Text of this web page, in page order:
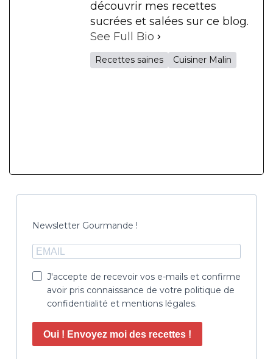
découvrir mes recettes
sucrées et salées sur ce blog.
See Full Bio
Recettes saines Cuisiner Malin
Newsletter Gourmande !
J'accepte de recevoir vos e-mails et confirme
avoir pris connaissance de votre politique de
confidentialité et mentions légales.
Oui ! Envoyez moi des recettes !